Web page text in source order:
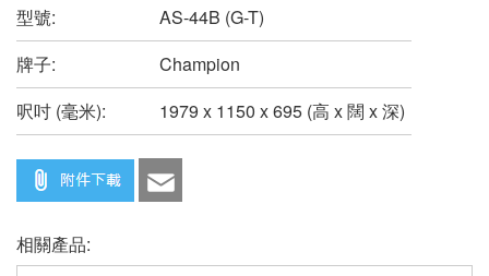
型號:
AS-44B (G-T)
牌子:
Champion
呎吋 (毫米):
1979 x 1150 x 695 (高 x 闊 x 深)
相關產品: